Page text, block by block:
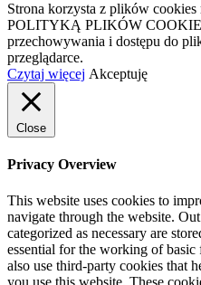
Strona korzysta z plików cookies
POLITYKĄ PLIKÓW
przechowywania i dostępu do
przeglądarce.
Czytaj więcej Akceptuję
Close
Privacy Overview
This website uses cookies to
navigate through the website.
categorized as necessary are
essential for the working of
also use third-party cookies that
you use this website. These